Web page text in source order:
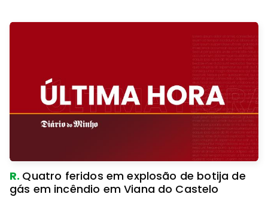
R. Quatro feridos em explosão de botija de
gás em incêndio em Viana do Castelo